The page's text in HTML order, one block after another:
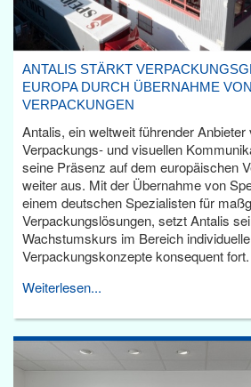
ANTALIS STÄRKT
EUROPA DURCH ÜBERNAHME
VERPACKUNGEN
Antalis, ein weltweit führender Anbieter
Verpackungs- und visuellen
seine Präsenz auf dem europäischen
weiter aus. Mit der Übernahme von
einem deutschen Spezialisten für
Verpackungslösungen, setzt Antalis
Wachstumskurs im Bereich
Verpackungskonzepte konsequent fort.
Weiterlesen...